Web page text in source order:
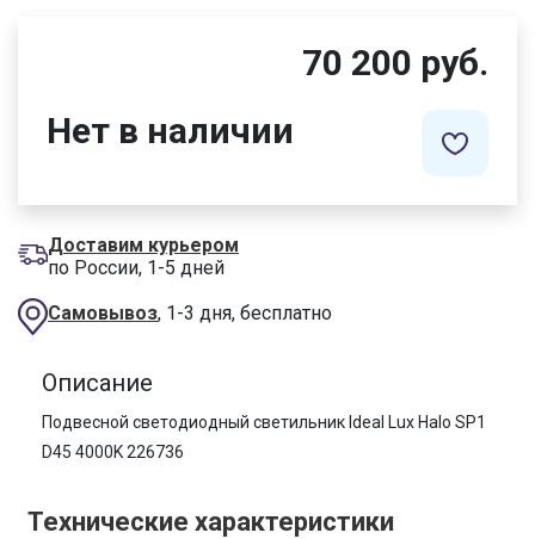
70 200 руб.
Нет в наличии
Доставим курьером
по России, 1-5 дней
Самовывоз, 1-3 дня, бесплатно
Описание
Подвесной светодиодный светильник Ideal Lux Halo SP1
D45 4000K 226736
Технические характеристики